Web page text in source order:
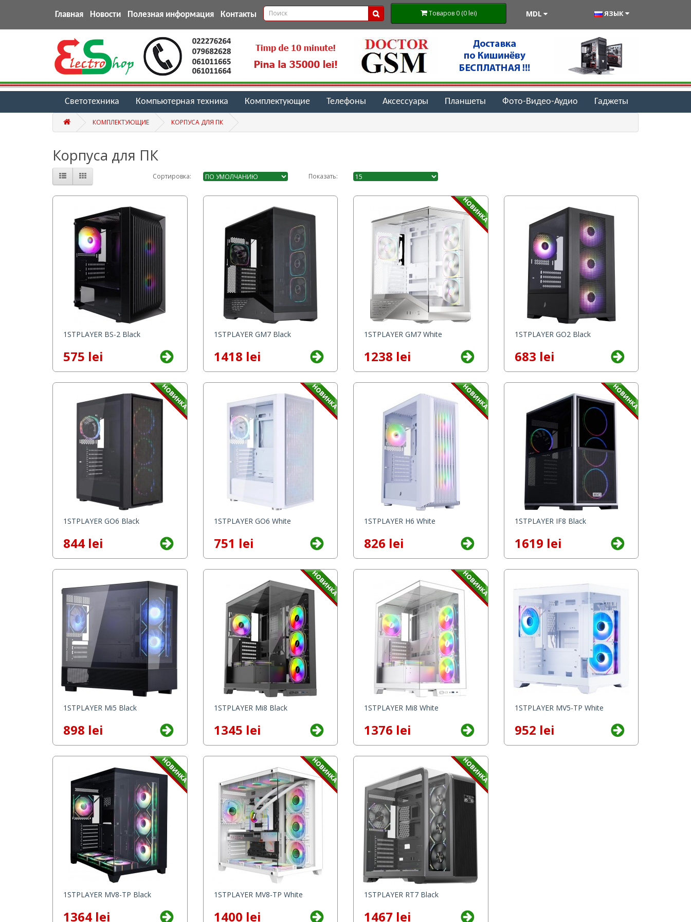
Главная Новости Полезная информация Контакты Товаров 0 (0 lei) MDL ЯЗЫК
Светотехника Компьютерная техника Комплектующие Телефоны Аксессуары Планшеты Фото-Видео-Аудио Гаджеты
КОМПЛЕКТУЮЩИЕ КОРПУСА ДЛЯ ПК
Корпуса для ПК
Сортировка: Показать:
1STPLAYER BS-2 Black
575 lei
1STPLAYER GM7 Black
1418 lei
1STPLAYER GM7 White
1238 lei
1STPLAYER GO2 Black
683 lei
1STPLAYER GO6 Black
844 lei
1STPLAYER GO6 White
751 lei
1STPLAYER H6 White
826 lei
1STPLAYER IF8 Black
1619 lei
1STPLAYER Mi5 Black
898 lei
1STPLAYER Mi8 Black
1345 lei
1STPLAYER Mi8 White
1376 lei
1STPLAYER MV5-TP White
952 lei
1STPLAYER MV8-TP Black
1364 lei
1STPLAYER MV8-TP White
1400 lei
1STPLAYER RT7 Black
1467 lei